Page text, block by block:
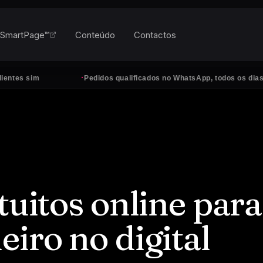
· Pedidos qualificados no WhatsApp, todos os dias
SmartPage™ Conteúdo Contactos
online para
no digital